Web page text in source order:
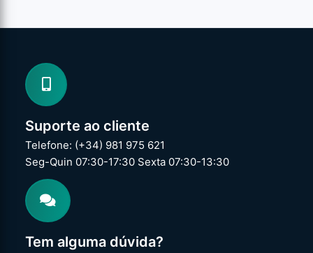
Suporte ao cliente
Telefone: (+34) 981 975 621
Seg-Quin 07:30-17:30 Sexta 07:30-13:30
Tem alguma dúvida?